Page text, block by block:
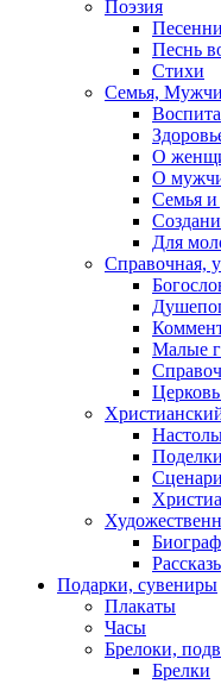
Поэзия
Песнь
Стихи
Семья,
О
О
Семья и
Для
Справочная,
Малые
Поделки
Подарки, сувениры
Плакаты
Часы
Брелоки,
Брелки